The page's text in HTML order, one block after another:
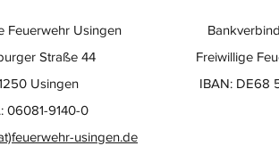
Freiwillige
IBAN: DE68
Feuerwehr Usingen
Straße 44
Usingen
06081-9140-0
usingen.de